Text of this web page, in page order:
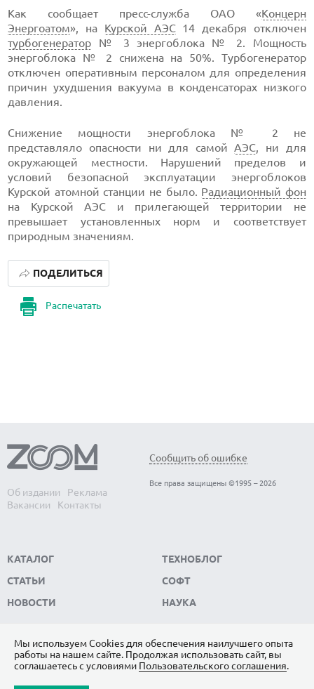
Как сообщает пресс-служба ОАО «Концерн
Энергоатом», на Курской АЭС14 декабря отключен
турбогенератор № 3 энергоблока № 2. Мощность
энергоблока № 2 снижена на 50%. Турбогенератор
отключен оперативным персоналом для определения
причин ухудшения вакуума в конденсаторах низкого
давления.
Снижение мощности энергоблока № 2 не
представляло опасности ни для самойАЭС, ни для
окружающей местности. Нарушений пределов и
условий безопасной эксплуатации энергоблоков
Курской атомной станции не было. Радиационный фон
на Курской АЭС и прилегающей территории не
превышает установленных норм и соответствует
природным значениям.
Распечатать
ПОДЕЛИТЬСЯ
Об издании
Реклама
Вакансии
Контакты
Сообщить об ошибке
Все права защищены ©1995 – 2026
КАТАЛОГ
СТАТЬИ
НОВОСТИ
ТЕХНОБЛОГ
СОФТ
НАУКА
ПОДПИШИТЕСЬ НА НАС
ЯНДЕКС.ДЗЕН
Мы используем Сookies для обеспечения наилучшего опыта
работы на нашем сайте. Продолжая использовать сайт, вы
соглашаетесь с условиями Пользовательского соглашения.